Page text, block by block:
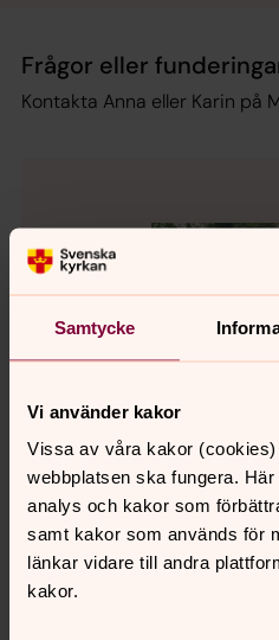
Samtycke
Vi använder kakor
Vissa av våra kakor
webbplatsen ska fungera.
analys och kakor som
samt kakor som används för
länkar vidare till andra
kakor.
Frågor eller
Kontakta Anna eller Karin på
Anna Lenjesson
Pedagog, Svenska kyrkan i
Direkt: